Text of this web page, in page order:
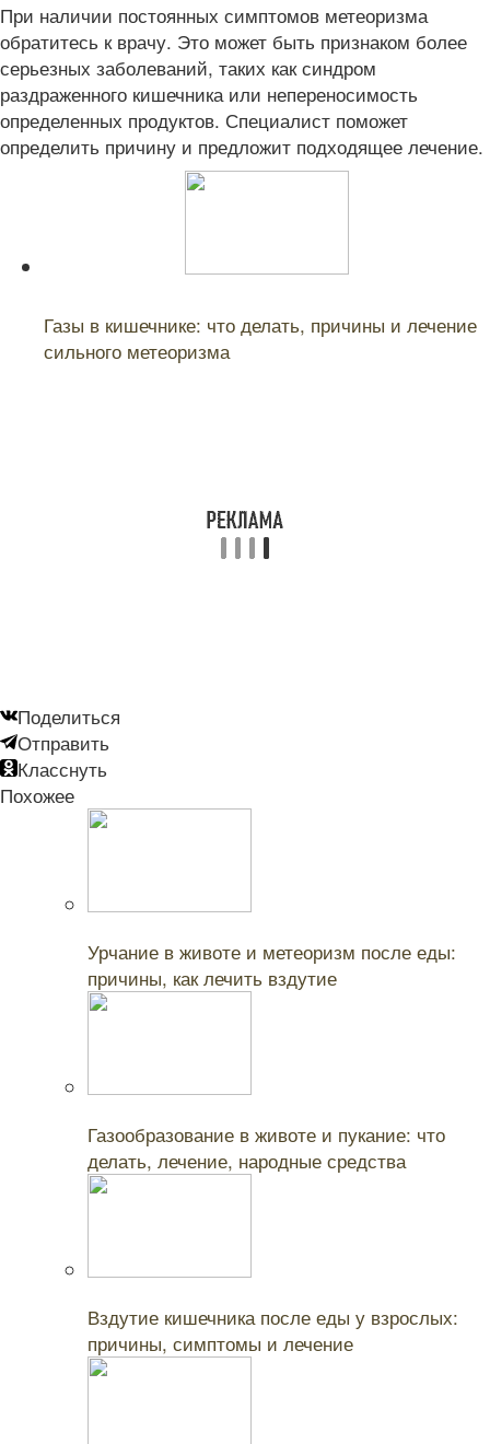
При наличии постоянных симптомов метеоризма
обратитесь к врачу. Это может быть признаком более
серьезных заболеваний, таких как синдром
раздраженного кишечника или непереносимость
определенных продуктов. Специалист поможет
определить причину и предложит подходящее лечение.
Газы в кишечнике: что делать, причины и лечение
сильного метеоризма
Поделиться
Отправить
Класснуть
Похожее
Урчание в животе и метеоризм после еды:
причины, как лечить вздутие
Газообразование в животе и пукание: что
делать, лечение, народные средства
Вздутие кишечника после еды у взрослых:
причины, симптомы и лечение